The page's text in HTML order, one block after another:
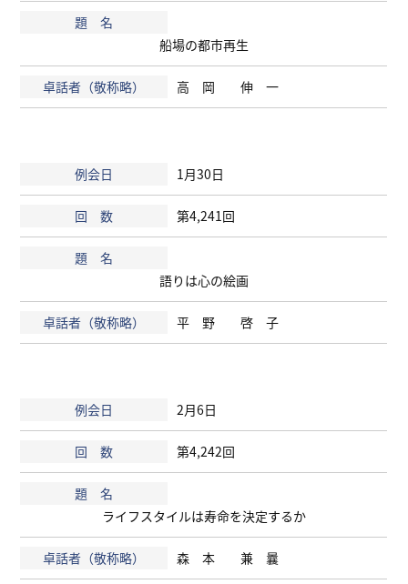
船場の都市再生
高 岡 伸 一
1月30日
第4,241回
語りは心の絵画
平 野 啓 子
2月6日
第4,242回
ライフスタイルは寿命を決定するか
森 本 兼 曩